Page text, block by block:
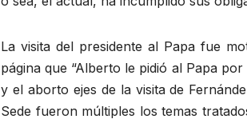
La visita del presidente al Papa fue
página que “Alberto le pidió al Papa
y el aborto ejes de la visita de
Sede fueron múltiples los temas